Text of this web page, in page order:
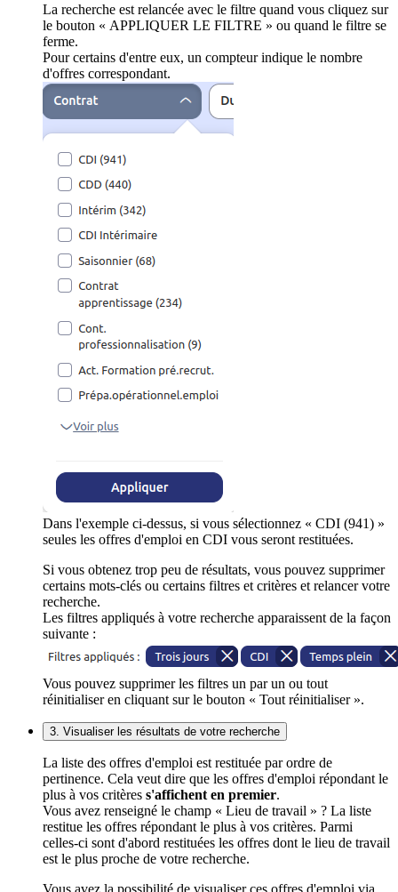
La recherche est relancée avec le filtre quand vous cliquez sur
le bouton « APPLIQUER LE FILTRE » ou quand le filtre se
ferme.
Pour certains d'entre eux, un compteur indique le nombre
d'offres correspondant.
Dans l'exemple ci-dessus, si vous sélectionnez « CDI (941) »
seules les offres d'emploi en CDI vous seront restituées.
Si vous obtenez trop peu de résultats, vous pouvez supprimer
certains mots-clés ou certains filtres et critères et relancer votre
recherche.
Les filtres appliqués à votre recherche apparaissent de la façon
suivante :
Vous pouvez supprimer les filtres un par un ou tout
réinitialiser en cliquant sur le bouton « Tout réinitialiser ».
3. Visualiser les résultats de votre recherche
La liste des offres d'emploi est restituée par ordre de
pertinence. Cela veut dire que les offres d'emploi répondant le
plus à vos critères s'affichent en premier.
Vous avez renseigné le champ « Lieu de travail » ? La liste
restitue les offres répondant le plus à vos critères. Parmi
celles-ci sont d'abord restituées les offres dont le lieu de travail
est le plus proche de votre recherche.
Vous avez la possibilité de visualiser ces offres d'emploi via